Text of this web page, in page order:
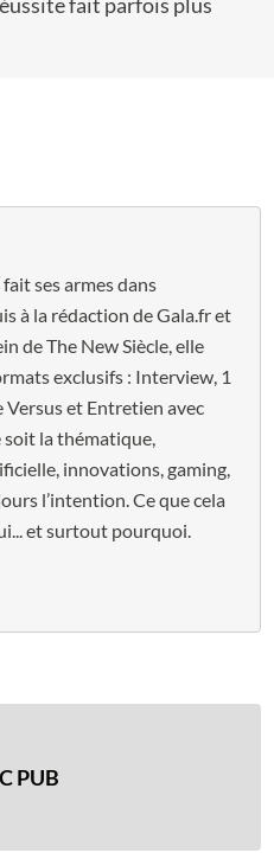
ses armes dans
à la rédaction de Gala.fr et
de The New Siècle, elle
exclusifs : Interview, 1
Versus et Entretien avec
soit la thématique,
innovations, gaming,
l’intention. Ce que cela
et surtout pourquoi.
PUB